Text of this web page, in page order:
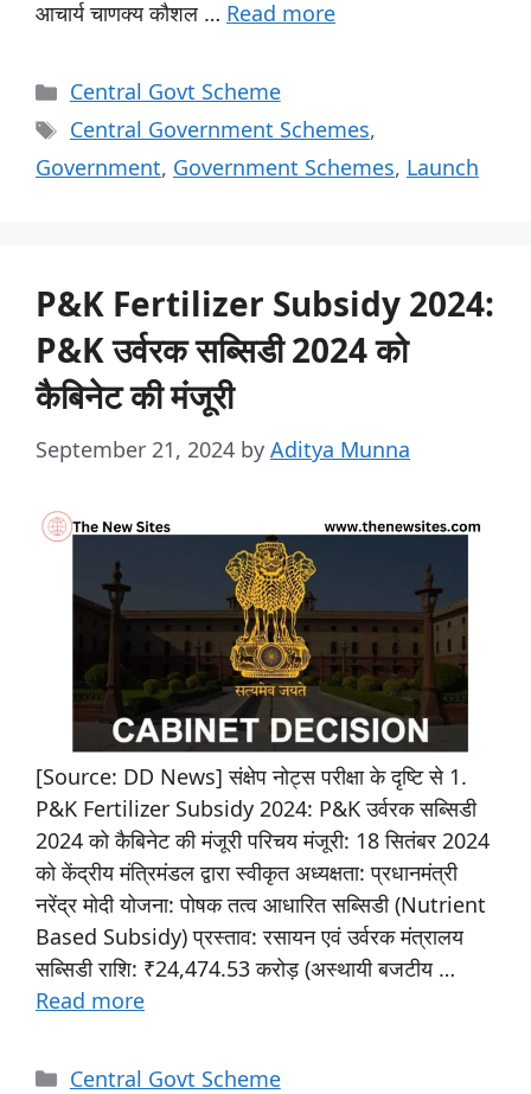
आचार्य चाणक्य कौशल … Read more
Central Govt Scheme
Central Government Schemes,
Government, Government Schemes, Launch
P&K Fertilizer Subsidy 2024:
P&K उर्वरक सब्सिडी 2024 को
कैबिनेट की मंजूरी
September 21, 2024 by Aditya Munna
[Source: DD News] संक्षेप नोट्स परीक्षा के दृष्टि से 1.
P&K Fertilizer Subsidy 2024: P&K उर्वरक सब्सिडी
2024 को कैबिनेट की मंजूरी परिचय मंजूरी: 18 सितंबर 2024
को केंद्रीय मंत्रिमंडल द्वारा स्वीकृत अध्यक्षता: प्रधानमंत्री
नरेंद्र मोदी योजना: पोषक तत्व आधारित सब्सिडी (Nutrient
Based Subsidy) प्रस्ताव: रसायन एवं उर्वरक मंत्रालय
सब्सिडी राशि: ₹24,474.53 करोड़ (अस्थायी बजटीय …
Read more
Central Govt Scheme